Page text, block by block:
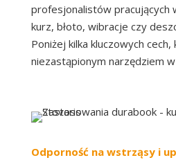
profesjonalistów pracujących
kurz, błoto, wibracje czy
Poniżej kilka kluczowych
niezastąpionym narzędziem
Odporność na wstrząsy i